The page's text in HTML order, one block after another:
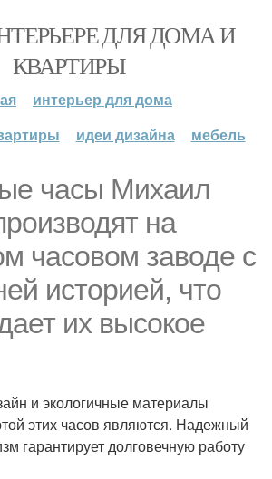
ДЛЯ ДОМА И
КВАРТИРЫ
интерьер для дома
идеи дизайна мебель
часы Михаил
на
часовом заводе с
историей, что
их высокое
и экологичные материалы
этих часов являются. Надежный
гарантирует долговечную работу